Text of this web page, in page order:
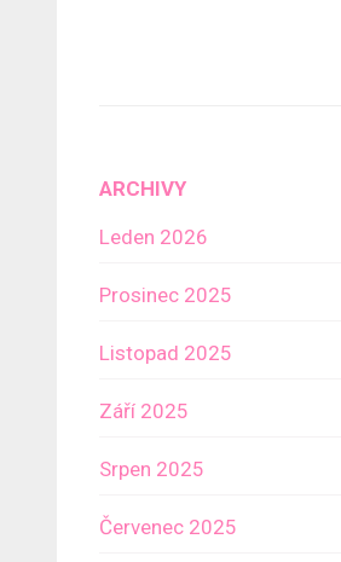
ARCHIVY
Leden 2026
Prosinec 2025
Listopad 2025
Září 2025
Srpen 2025
Červenec 2025